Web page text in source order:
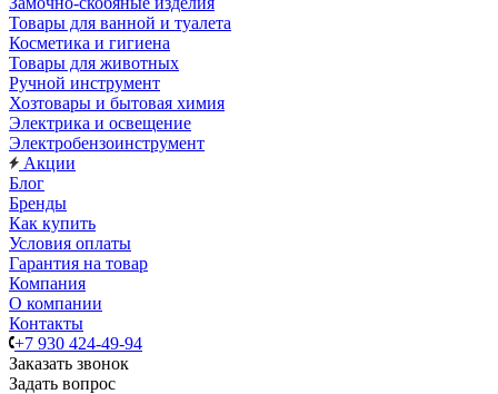
Товары для ванной и туалета
Косметика и гигиена
Товары для животных
Ручной инструмент
Хозтовары и бытовая химия
Электрика и освещение
Электробензоинструмент
Акции
Блог
Бренды
Как купить
Условия оплаты
Гарантия на товар
Компания
О компании
Контакты
+7 930 424-49-94
Заказать звонок
Задать вопрос